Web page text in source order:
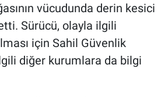
vücudunda derin kesici
Sürücü, olayla ilgili
için Sahil Güvenlik
diğer kurumlara da bilgi